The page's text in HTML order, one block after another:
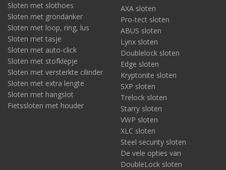
Sloten met slothoes
Sloten met grondanker
Sloten met loop, ring, lus
Sloten met tasje
Sloten met auto-click
Sloten met stofklepje
Sloten met versterkte cilinder
Sloten met extra lengte
Sloten met hangslot
Fietssloten met houder
AXA sloten
Pro-tect sloten
ABUS sloten
Lynx sloten
Doublelock sloten
Edge sloten
Kryptonite sloten
SXP sloten
Trelock sloten
Starry sloten
VWP sloten
XLC sloten
Steel security sloten
De vele opties van
DoubleLock sloten